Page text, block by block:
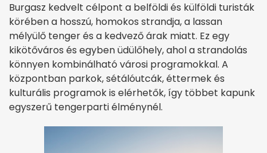
Burgasz kedvelt célpont a belföldi és külföldi turisták
körében a hosszú, homokos strandja, a lassan
mélyülő tenger és a kedvező árak miatt. Ez egy
kikötőváros és egyben üdülőhely, ahol a strandolás
könnyen kombinálható városi programokkal. A
központban parkok, sétálóutcák, éttermek és
kulturális programok is elérhetők, így többet kapunk
egyszerű tengerparti élménynél.